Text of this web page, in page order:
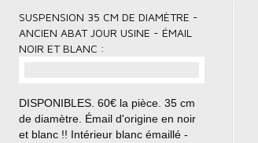
SUSPENSION 35 CM DE DIAMÈTRE -
ANCIEN ABAT JOUR USINE - ÉMAIL
NOIR ET BLANC :
DISPONIBLES. 60€ la pièce. 35 cm
de diamètre. Émail d'origine en noir
et blanc !! Intérieur blanc émaillé -